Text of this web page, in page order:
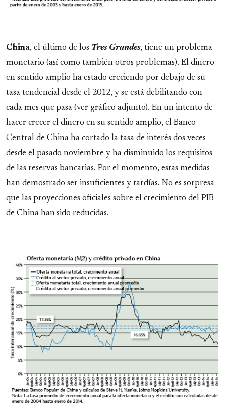
China, el último de los Tres Grandes, tiene un problema
monetario (así como también otros problemas). El dinero
en sentido amplio ha estado creciendo por debajo de su
tasa tendencial desde el 2012, y se está debilitando con
cada mes que pasa (ver gráfico adjunto). En un intento de
hacer crecer el dinero en su sentido amplio, el Banco
Central de China ha cortado la tasa de interés dos veces
desde el pasado noviembre y ha disminuido los requisitos
de las reservas bancarias. Por el momento, estas medidas
han demostrado ser insuficientes y tardías. No es sorpresa
que las proyecciones oficiales sobre el crecimiento del PIB
de China han sido reducidas.